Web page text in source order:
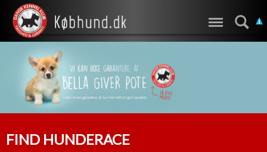
FIND HUNDERACE